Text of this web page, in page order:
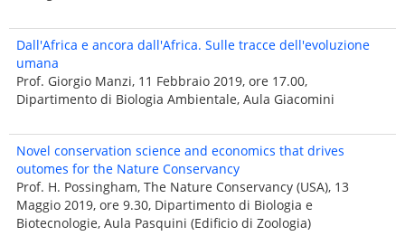
Dall'Africa e ancora dall'Africa. Sulle tracce dell'evoluzione
umana
Prof. Giorgio Manzi, 11 Febbraio 2019, ore 17.00,
Dipartimento di Biologia Ambientale, Aula Giacomini
Novel conservation science and economics that drives
outomes for the Nature Conservancy
Prof. H. Possingham, The Nature Conservancy (USA), 13
Maggio 2019, ore 9.30, Dipartimento di Biologia e
Biotecnologie, Aula Pasquini (Edificio di Zoologia)